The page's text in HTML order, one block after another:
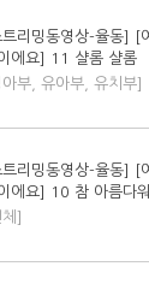
트리밍동영상-율동] [
에요] 11 샬롬 샬롬
아부, 유아부, 유치부]
트리밍동영상-율동] [
에요] 10 참 아름다워
체]